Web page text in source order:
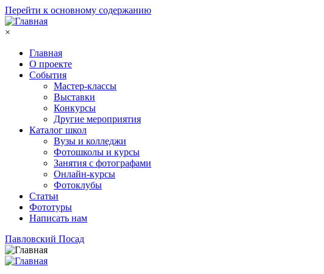
Перейти к основному содержанию
×
Главная
О проекте
События
Мастер-классы
Выставки
Конкурсы
Другие мероприятия
Каталог школ
Вузы и колледжи
Фотошколы и курсы
Занятия с фотографами
Онлайн-курсы
Фотоклубы
Статьи
Фототуры
Написать нам
Павловский Посад